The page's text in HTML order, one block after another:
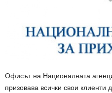
Офисът на Националната
призовава всички свои клиенти